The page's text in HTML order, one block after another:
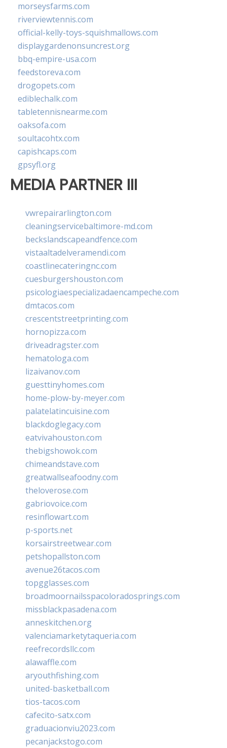
morseysfarms.com
riverviewtennis.com
official-kelly-toys-squishmallows.com
displaygardenonsuncrest.org
bbq-empire-usa.com
feedstoreva.com
drogopets.com
ediblechalk.com
tabletennisnearme.com
oaksofa.com
soultacohtx.com
capishcaps.com
gpsyfl.org
MEDIA PARTNER III
vwrepairarlington.com
cleaningservicebaltimore-md.com
beckslandscapeandfence.com
vistaaltadelveramendi.com
coastlinecateringnc.com
cuesburgershouston.com
psicologiaespecializadaencampeche.com
dmtacos.com
crescentstreetprinting.com
hornopizza.com
driveadragster.com
hematologa.com
lizaivanov.com
guesttinyhomes.com
home-plow-by-meyer.com
palatelatincuisine.com
blackdoglegacy.com
eatvivahouston.com
thebigshowok.com
chimeandstave.com
greatwallseafoodny.com
theloverose.com
gabriovoice.com
resinflowart.com
p-sports.net
korsairstreetwear.com
petshopallston.com
avenue26tacos.com
topgglasses.com
broadmoornailsspacoloradosprings.com
missblackpasadena.com
anneskitchen.org
valenciamarketytaqueria.com
reefrecordsllc.com
alawaffle.com
aryouthfishing.com
united-basketball.com
tios-tacos.com
cafecito-satx.com
graduacionviu2023.com
pecanjackstogo.com